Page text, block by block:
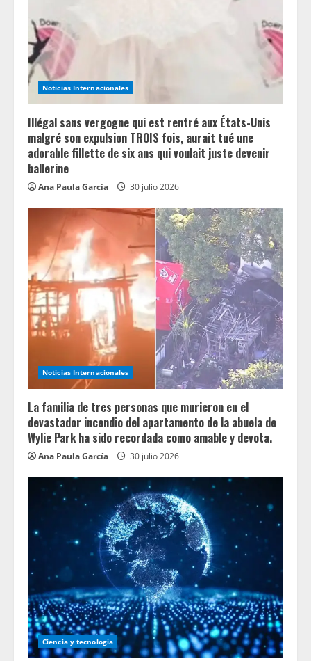
Noticias Internacionales
Illégal sans vergogne qui est rentré aux États-Unis
malgré son expulsion TROIS fois, aurait tué une
adorable fillette de six ans qui voulait juste devenir
ballerine
Ana Paula García 30 julio 2026
Noticias Internacionales
La familia de tres personas que murieron en el
devastador incendio del apartamento de la abuela de
Wylie Park ha sido recordada como amable y devota.
Ana Paula García 30 julio 2026
Ciencia y tecnologia